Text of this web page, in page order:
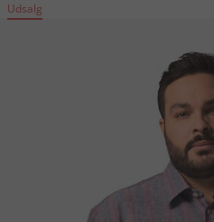
Udsalg